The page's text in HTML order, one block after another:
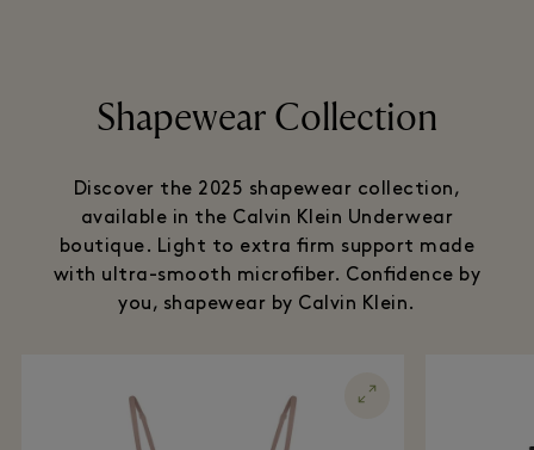
Shapewear Collection
Discover the 2025 shapewear collection,
available in the Calvin Klein Underwear
boutique. Light to extra firm support made
with ultra-smooth microfiber. Confidence by
you, shapewear by Calvin Klein.